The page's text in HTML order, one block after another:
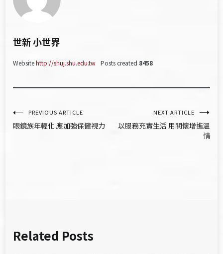
世新 小世界
Websitehttp://shuj.shu.edu.tw Posts created 8458
文
章
PREVIOUS ARTICLE
眼鏡族年輕化 應加強保健視力
NEXT ARTICLE
以服務充實生活 用關懷增進溫
情
Related Posts